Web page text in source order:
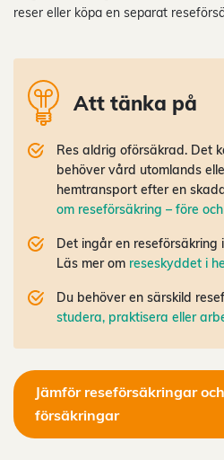
reser eller köpa en separat
Att tänka på
Res aldrig oförsäkrad. Det
behöver vård utomlands
hemtransport efter en
om reseförsäkring – före
Det ingår en reseförsäkring
Läs mer om reseskyddet i
Du behöver en särskild
studera, praktisera eller
Jämför reseförsäkringar
försäkringar